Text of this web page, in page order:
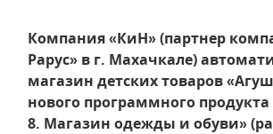
Компания «КиН» (партнер
Рарус» в г. Махачкале)
магазин детских товаров
нового программного
8. Магазин одежды и обуви»